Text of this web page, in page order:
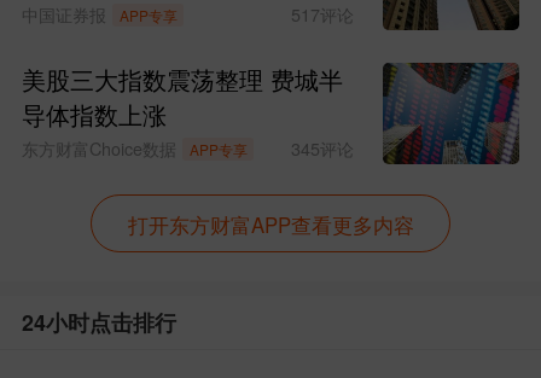
中国证券报 APP专享 517评论
美股三大指数震荡整理 费城半
导体指数上涨
东方财富Choice数据 APP专享 345评论
打开东方财富APP查看更多内容
24小时点击排行